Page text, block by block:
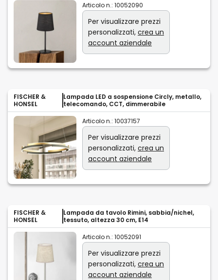
Articolo n.: 10052090
Per visualizzare prezzi
personalizzati, crea un
account aziendale
FISCHER &
HONSEL
Lampada LED a sospensione Circly, metallo,
telecomando, CCT, dimmerabile
Articolo n.: 10037157
Per visualizzare prezzi
personalizzati, crea un
account aziendale
FISCHER &
HONSEL
Lampada da tavolo Rimini, sabbia/nichel,
tessuto, altezza 30 cm, E14
Articolo n.: 10052091
Per visualizzare prezzi
personalizzati, crea un
account aziendale